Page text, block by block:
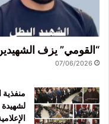
“القومي” يزف
07/06/2026